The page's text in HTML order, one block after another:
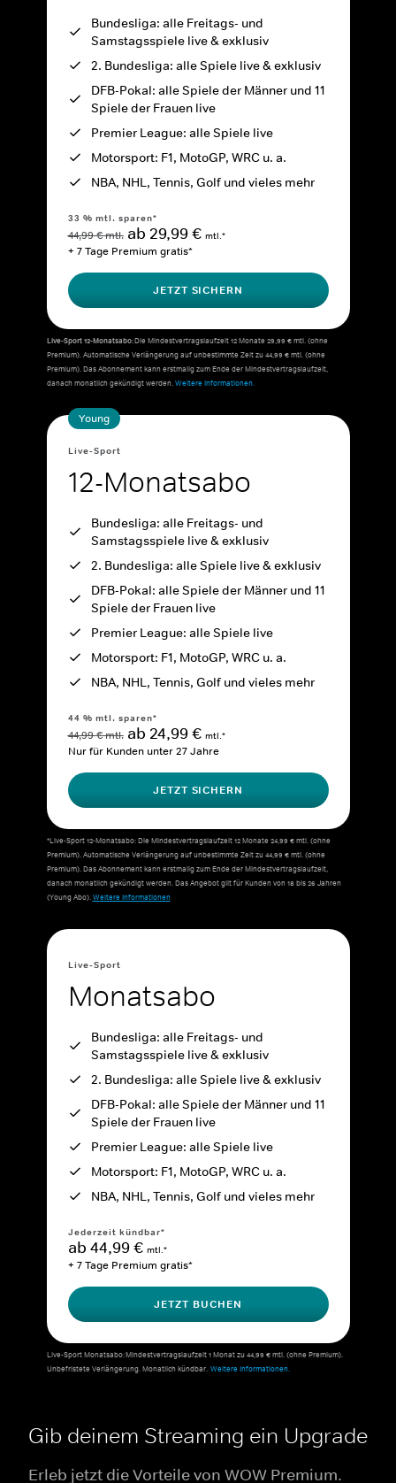
Bundesliga: alle Freitags- und
Samstagsspiele live & exklusiv
2. Bundesliga: alle Spiele live & exklusiv
DFB-Pokal: alle Spiele der Männer und 11
Spiele der Frauen live
Premier League: alle Spiele live
Motorsport: F1, MotoGP, WRC u. a.
NBA, NHL, Tennis, Golf und vieles mehr
33 % mtl. sparen*
44,99 € mtl. ab 29,99 € mtl.*
+ 7 Tage Premium gratis*
JETZT SICHERN
Live-Sport 12-Monatsabo:Die Mindestvertragslaufzeit 12 Monate 29,99 € mtl. (ohne
Premium). Automatische Verlängerung auf unbestimmte Zeit zu 44,99 € mtl. (ohne
Premium). Das Abonnement kann erstmalig zum Ende der Mindestvertragslaufzeit,
danach monatlich gekündigt werden.Weitere Informationen.
Young
Live-Sport
12-Monatsabo
Bundesliga: alle Freitags- und
Samstagsspiele live & exklusiv
2. Bundesliga: alle Spiele live & exklusiv
DFB-Pokal: alle Spiele der Männer und 11
Spiele der Frauen live
Premier League: alle Spiele live
Motorsport: F1, MotoGP, WRC u. a.
NBA, NHL, Tennis, Golf und vieles mehr
44 % mtl. sparen*
44,99 € mtl. ab 24,99 € mtl.*
Nur für Kunden unter 27 Jahre
JETZT SICHERN
*Live-Sport 12-Monatsabo: Die Mindestvertragslaufzeit 12 Monate 24,99 € mtl. (ohne
Premium). Automatische Verlängerung auf unbestimmte Zeit zu 44,99 € mtl. (ohne
Premium). Das Abonnement kann erstmalig zum Ende der Mindestvertragslaufzeit,
danach monatlich gekündigt werden. Das Angebot gilt für Kunden von 18 bis 26 Jahren
(Young Abo).Weitere Informationen
Live-Sport
Monatsabo
Bundesliga: alle Freitags- und
Samstagsspiele live & exklusiv
2. Bundesliga: alle Spiele live & exklusiv
DFB-Pokal: alle Spiele der Männer und 11
Spiele der Frauen live
Premier League: alle Spiele live
Motorsport: F1, MotoGP, WRC u. a.
NBA, NHL, Tennis, Golf und vieles mehr
Jederzeit kündbar*
ab 44,99 € mtl.*
+ 7 Tage Premium gratis*
JETZT BUCHEN
Live-Sport Monatsabo: Mindestvertragslaufzeit 1 Monat zu 44,99 € mtl. (ohne Premium).
Unbefristete Verlängerung. Monatlich kündbar. Weitere Informationen.
Gib deinem Streaming ein Upgrade
Erleb jetzt die Vorteile von WOW Premium.